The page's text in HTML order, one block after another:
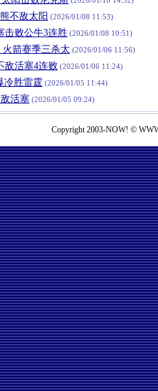
不敌太阳 (2026/01/08 11:53)
击败公牛3连胜 (2026/01/08 10:51)
箭赛季三杀太 (2026/01/06 11:56)
敌活塞4连败 (2026/01/06 11:24)
冷胜雷霆 (2026/01/05 11:44)
活塞 (2026/01/05 09:24)
Copyright 2003-NOW! ©